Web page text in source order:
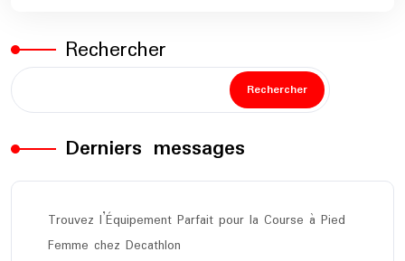
Rechercher
Rechercher
Derniers messages
Trouvez l’Équipement Parfait pour la Course à Pied
Femme chez Decathlon